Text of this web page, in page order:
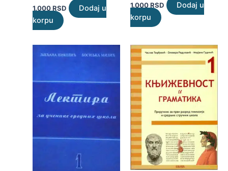
1.000RSD
Dodaj u
korpu
1.000RSD
Dodaj u
korpu